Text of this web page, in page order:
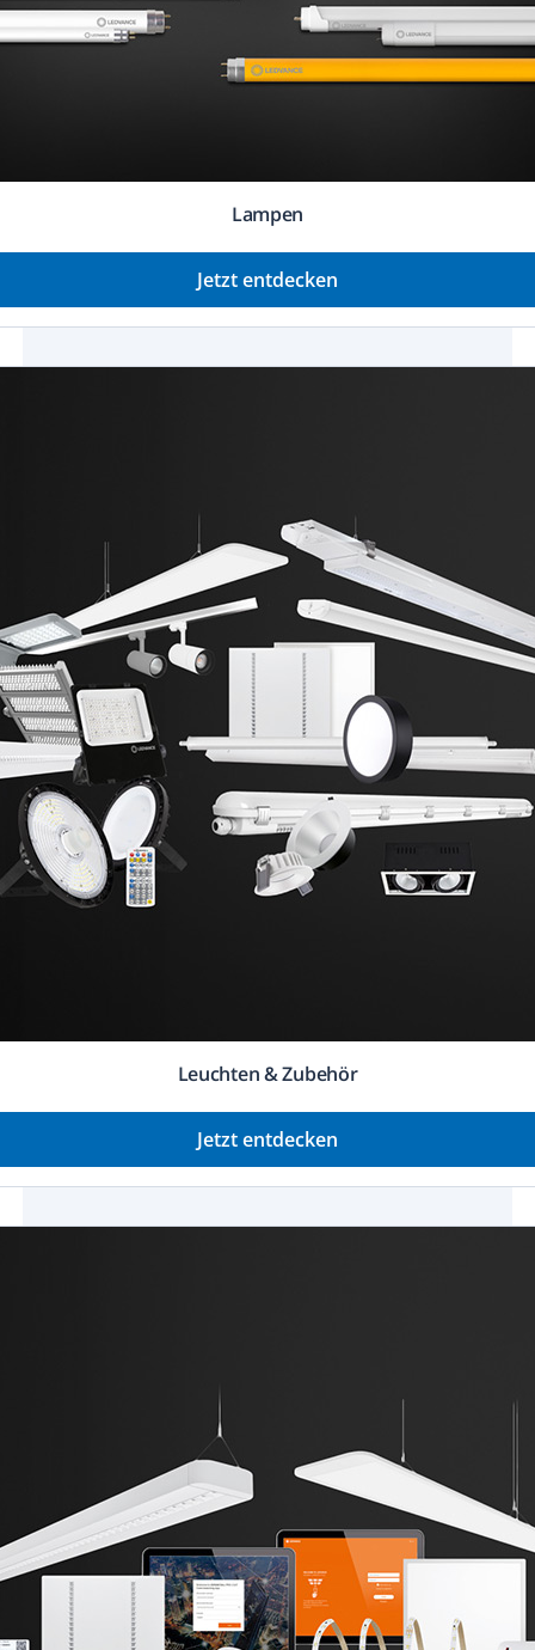
Lampen
Jetzt entdecken
Leuchten & Zubehör
Jetzt entdecken